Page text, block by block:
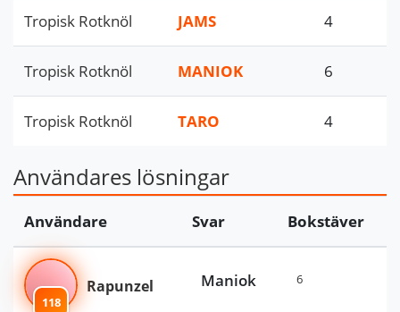
Tropisk Rotknöl JAMS 4
Tropisk Rotknöl MANIOK 6
Tropisk Rotknöl TARO 4
Användares lösningar
Användare Svar Bokstäver
118
Rapunzel Maniok 6